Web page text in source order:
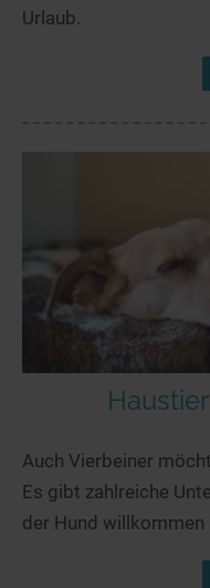
Urlaub.
Auch Vierbeiner
Es gibt zahlreiche
der Hund willkommen